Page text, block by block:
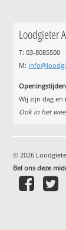
Loodgieter
T: 03-8085500
M:
Openingstijden
Wij zijn dag en
Ook in het
© 2026
Bel ons deze